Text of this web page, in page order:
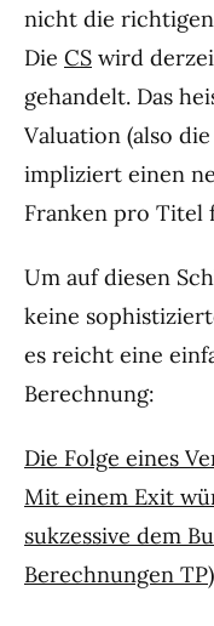
nicht die richtigen
Die CS wird
gehandelt. Das
Valuation (also
impliziert einen
Franken pro Titel
Um auf diesen
keine
es reicht eine
Berechnung:
Die Folge eines
Mit einem Exit
sukzessive dem
Berechnungen TP)